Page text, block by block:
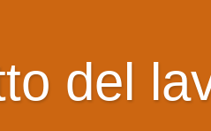
del